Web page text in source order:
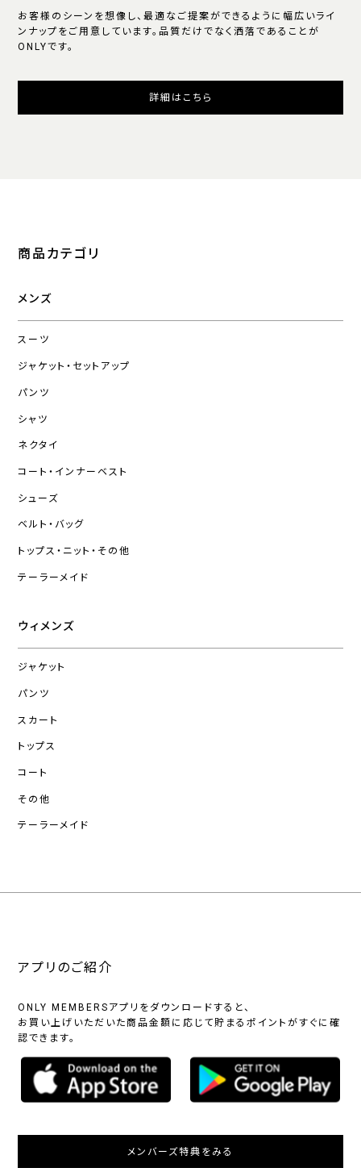
お客様のシーンを想像し、最適なご提案ができるように幅広いライ
ンナップをご用意しています。品質だけでなく洒落であることが
ONLYです。
詳細はこちら
商品カテゴリ
メンズ
スーツ
ジャケット・セットアップ
パンツ
シャツ
ネクタイ
コート・インナーベスト
シューズ
ベルト・バッグ
トップス・ニット・その他
テーラーメイド
ウィメンズ
ジャケット
パンツ
スカート
トップス
コート
その他
テーラーメイド
アプリのご紹介
ONLY MEMBERSアプリをダウンロードすると、
お買い上げいただいた商品金額に応じて貯まるポイントがすぐに確
認できます。
メンバーズ特典をみる